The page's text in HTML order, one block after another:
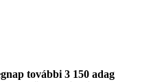
további 3 150 adag